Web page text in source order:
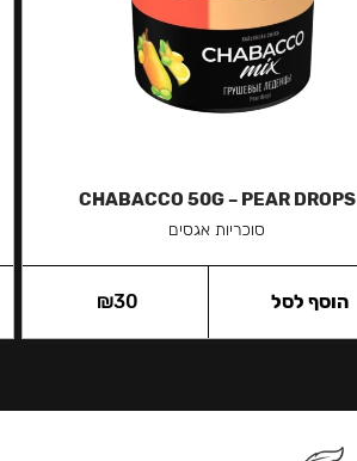
CHABACCO 50G – PEAR DROPS
סוכריות אגסים
₪30 הוסף לסל